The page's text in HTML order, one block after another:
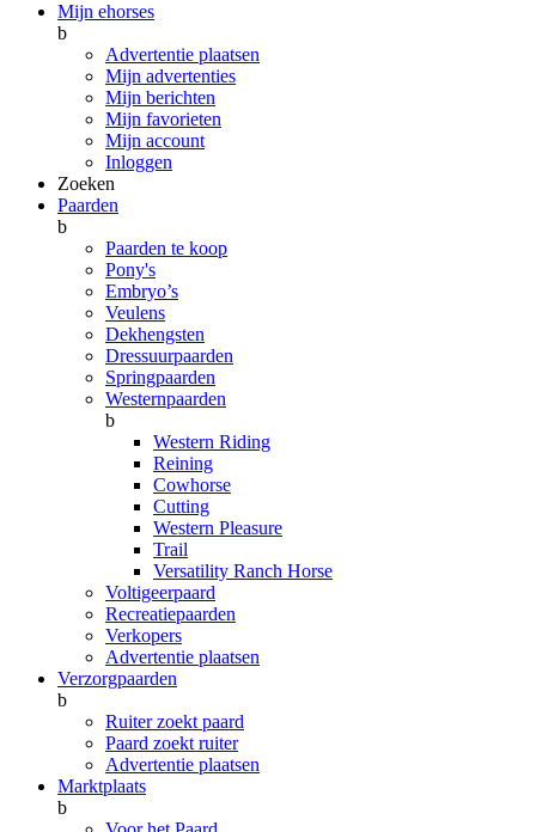
Mijn ehorses
b
Advertentie plaatsen
Mijn advertenties
Mijn berichten
Mijn favorieten
Mijn account
Inloggen
Zoeken
Paarden
b
Paarden te koop
Pony's
Embryo’s
Veulens
Dekhengsten
Dressuurpaarden
Springpaarden
Westernpaarden
b
Western Riding
Reining
Cowhorse
Cutting
Western Pleasure
Trail
Versatility Ranch Horse
Voltigeerpaard
Recreatiepaarden
Verkopers
Advertentie plaatsen
Verzorgpaarden
b
Ruiter zoekt paard
Paard zoekt ruiter
Advertentie plaatsen
Marktplaats
b